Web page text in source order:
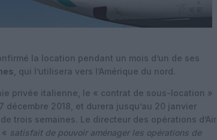
la location pendant un mois d’un de ses
, qui l’utilisera vers l’Amérique du nord.
privée italienne, le « contrat de sous-location »
décembre 2018, et durera jusqu’au 20 janvier
trois semaines. Le directeur des opérations d’Air
satisfait de pouvoir aménager les opérations de